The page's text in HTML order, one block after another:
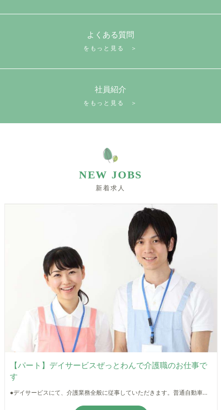
よくある質問
をもっと見る ＞
社員紹介
をもっと見る ＞
新着求人
NEW JOBS
【パート】デイサービスぜっとわんで介護職のお仕事で
す
●デイサービスにて、介護業務全般に従事していただきます。普通自動車運転免許をお持ちの方歓迎です！ ●マイカー通勤可能！天候に左右されず通勤できるのは嬉しいですね★ ●先輩スタッフが丁寧に指導してくださるので、無資格・未経験の方も安心して働ける環境が整っています◎